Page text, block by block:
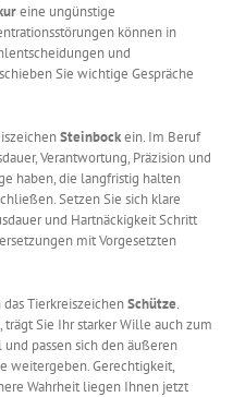
eine ungünstige
können in
und
Sie wichtige Gespräche
Steinbockein. Im Beruf
Verantwortung, Präzision und
haben, die langfristig halten
Setzen Sie sich klare
und Hartnäckigkeit Schritt
mit Vorgesetzten
das TierkreiszeichenSchütze.
Sie Ihr starker Wille auch zum
passen sich den äußeren
weitergeben. Gerechtigkeit,
Wahrheit liegen Ihnen jetzt